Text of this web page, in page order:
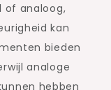
of analoog,
kan
bieden
analoge
hebben